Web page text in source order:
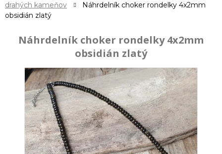
drahých kameňov
Náhrdelník choker rondelky 4x2mm
obsidián zlatý
Náhrdelník choker rondelky 4x2mm
obsidián zlatý